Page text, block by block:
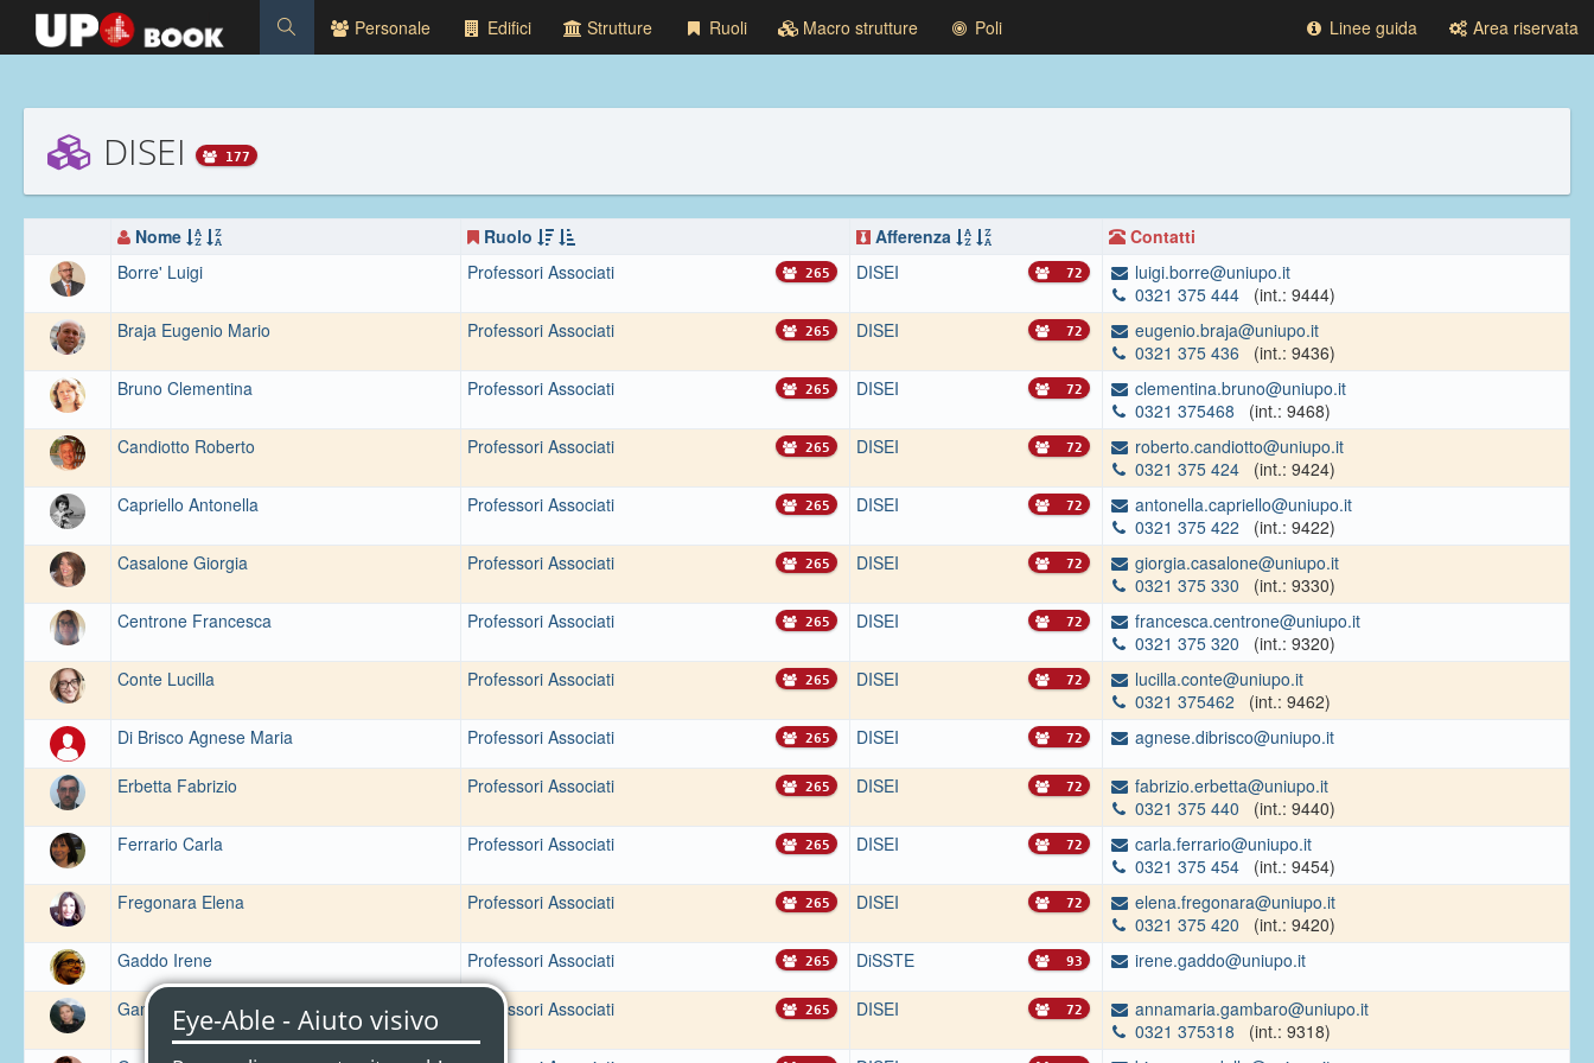
Personale Edifici Strutture Ruoli Macro strutture Poli Linee guida Area riservata
DISEI 177
Nome Ruolo Afferenza
Contatti
Borre' Luigi
Professori Associati 265 DISEI 72
luigi.borre@uniupo.it
0321 375 444
(int.: 9444)
Braja Eugenio Mario
Professori Associati 265 DISEI 72
eugenio.braja@uniupo.it
0321 375 436
(int.: 9436)
Bruno Clementina
Professori Associati 265 DISEI 72
clementina.bruno@uniupo.it
0321 375468
(int.: 9468)
Candiotto Roberto
Professori Associati 265 DISEI 72
roberto.candiotto@uniupo.it
0321 375 424
(int.: 9424)
Capriello Antonella
Professori Associati 265 DISEI 72
antonella.capriello@uniupo.it
0321 375 422
(int.: 9422)
Casalone Giorgia
Professori Associati 265 DISEI 72
giorgia.casalone@uniupo.it
0321 375 330
(int.: 9330)
Centrone Francesca
Professori Associati 265 DISEI 72
francesca.centrone@uniupo.it
0321 375 320
(int.: 9320)
Conte Lucilla
Professori Associati 265 DISEI 72
lucilla.conte@uniupo.it
0321 375462
(int.: 9462)
Di Brisco Agnese Maria
Professori Associati 265 DISEI 72 agnese.dibrisco@uniupo.it
Erbetta Fabrizio Professori Associati 265 DISEI 72
fabrizio.erbetta@uniupo.it
0321 375 440
(int.: 9440)
Ferrario Carla
Professori Associati 265 DISEI 72
carla.ferrario@uniupo.it
0321 375 454
(int.: 9454)
Fregonara Elena
Professori Associati 265 DISEI 72
elena.fregonara@uniupo.it
0321 375 420
(int.: 9420)
Gaddo Irene
Professori Associati 265 DiSSTE 93 irene.gaddo@uniupo.it
Gambaro Anna Maria Professori Associati 265 DISEI 72
annamaria.gambaro@uniupo.it
0321 375318
(int.: 9318)